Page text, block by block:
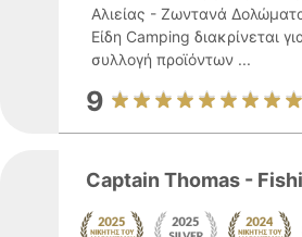
Αλιείας - Ζωντανά
Είδη Camping διακρίνεται
συλλογή προϊόντων ...
9
Captain Thomas -